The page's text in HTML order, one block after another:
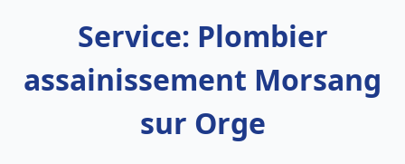
Service: Plombier
assainissement Morsang
sur Orge